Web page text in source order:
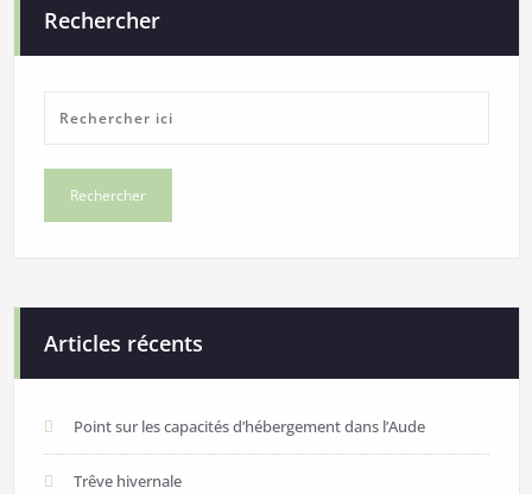
Rechercher
Articles récents
Point sur les capacités d’hébergement dans l’Aude
Trêve hivernale